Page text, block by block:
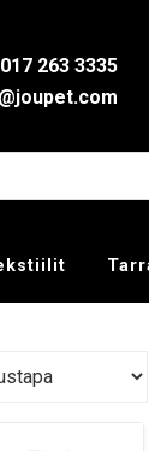
263 3335